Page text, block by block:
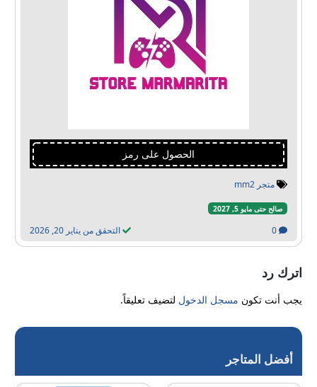
الحصول على رمز
متجر mm2
صالح حتى مايو 5, 2027
التحقق من يناير 20, 2026 0
اترك رد
يجب أنت تكون مسجل الدخول لتضيف تعليقاً.
أفضل المتاجر